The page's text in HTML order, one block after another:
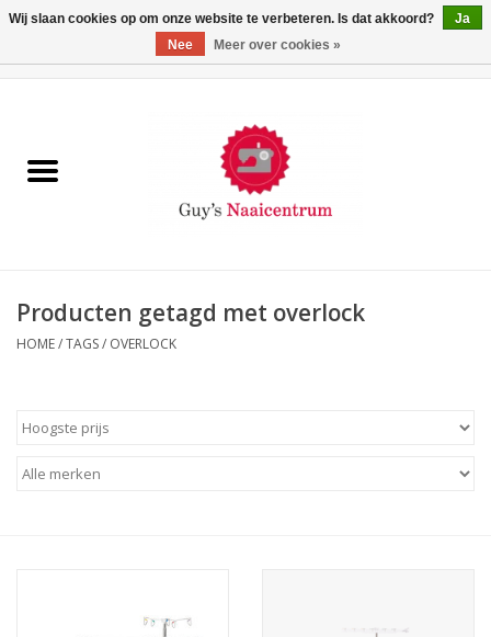
Machines
Paspoppen
Opbergsystemen
Producten getagd met overlock
HOME/TAGS/ OVERLOCK
Wij slaan cookies op om onze website te verbeteren. Is dat akkoord?
Ja
Nee
Meer over cookies »